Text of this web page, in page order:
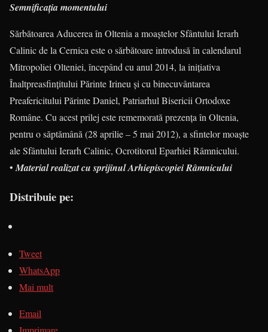
Semnificația momentului
Sărbătoarea Aducerea în Oltenia a moaștelor Sfântului Ierarh
Calinic de la Cernica este o sărbătoare introdusă în calendarul
Mitropoliei Olteniei, începând cu anul 2014, la inițiativa
Înaltpreasfințitului Părinte Irineu şi cu binecuvântarea
Preafericitului Părinte Daniel, Patriarhul Bisericii Ortodoxe
Române. Cu acest prilej este rememorată prezenţa în Oltenia,
pentru o săptămână (28 aprilie – 5 mai 2012), a sfintelor moaşte
ale Sfântului Ierarh Calinic, Ocrotitorul Eparhiei Râmnicului.
• Material realizat cu sprijinul Arhiepiscopiei Râmnicului
Distribuie pe:
Tweet
WhatsApp
Mai mult
Email